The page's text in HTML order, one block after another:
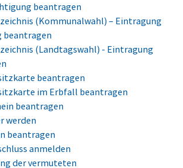
beantragen
(Kommunalwahl) – Eintragung
beantragen
(Landtagswahl) - Eintragung
beantragen
im Erbfall beantragen
beantragen
werden
beantragen
anmelden
der vermuteten